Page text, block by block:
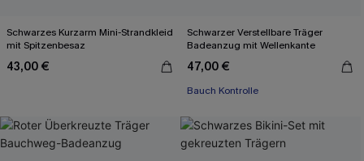
Schwarzes Kurzarm Mini-Strandkleid
mit Spitzenbesaz
43,00 €
Schwarzer Verstellbare Träger
Badeanzug mit Wellenkante
47,00 €
Bauch Kontrolle